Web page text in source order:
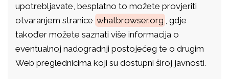
upotrebljavate, besplatno to možete provjeriti
otvaranjem stranice whatbrowser.org , gdje
također možete saznati više informacija o
eventualnoj nadogradnji postojećeg te o drugim
Web preglednicima koji su dostupni široj javnosti.